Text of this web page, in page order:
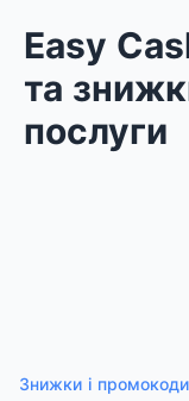
Easy
та
послуги
Знижки і промокоди